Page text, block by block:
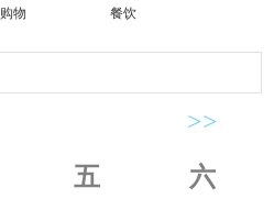
购物
餐饮
>>
五 六